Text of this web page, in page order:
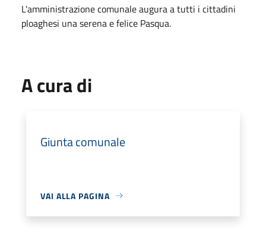
L'amministrazione comunale augura a tutti i cittadini
ploaghesi una serena e felice Pasqua.
A cura di
Giunta comunale
VAI ALLA PAGINA